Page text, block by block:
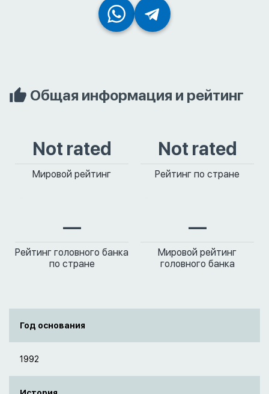
Общая информация и рейтинг
Not rated
Мировой рейтинг
Not rated
Рейтинг по стране
—
Рейтинг головного банка
по стране
—
Мировой рейтинг
головного банка
Год основания
1992